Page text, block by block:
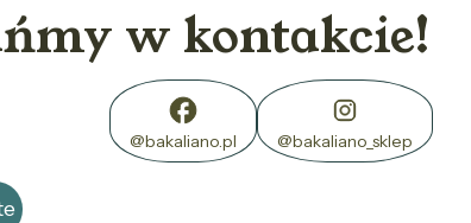
w kontakcie!
@bakaliano.pl @bakaliano_sklep